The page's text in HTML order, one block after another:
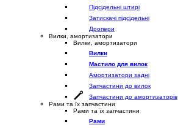
Підсідельні штирі
Затискачі підсідельні
Дропери
Вилки, амортизатори
Вилки, амортизатори
Вилки
Мастило для вилок
Амортизатори задні
Запчастини до вилок
Запчастини до амортизаторів
Рами та їх запчастини
Рами та їх запчастини
Рами